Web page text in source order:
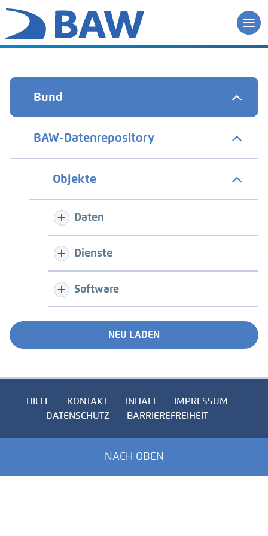
Bund
BAW-Datenrepository
Objekte
Daten
Dienste
Software
NEU LADEN
HILFE KONTAKT INHALT
IMPRESSUM
DATENSCHUTZ
BARRIEREFREIHEIT
NACH OBEN